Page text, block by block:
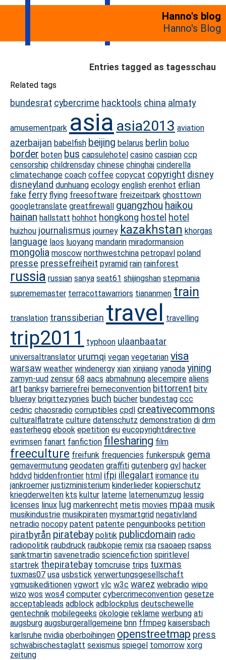
Hanno's blog
Hanno's Blog
Entries tagged as tagesschau
Related tags
bundesrat cybercrime hacktools china almaty
amusementpark asia asia2013 aviation
azerbaijan babelfish beijing belarus berlin boluo
border boten bus capsulehotel casino caspian ccp
censorship childrensday chinese chinghai cinderella
climatechange coach coffee copycat copyright disney
disneyland dunhuang ecology english erenhot erlian
fake ferry flying freesoftware freizeitpark ghosttown
googletranslate greatfirewall guangzhou haikou
hainan hallstatt hohhot hongkong hostel hotel
huizhou journalismus journey kazakhstan khorgas
language laos luoyang mandarin miradormansion
mongolia moscow northwestchina petropavl poland
presse pressefreiheit pyramid rain rainforest
russia russian sanya seat61 shijingshan stepmania
suprememaster terracottawarriors tiananmen train
translation transsiberian travel travelling
trip2011 typhoon ulaanbaatar
universaltranslator urumqi vegan vegetarian visa
warsaw weather windenergy xian xinjiang yanoda yining
zamyn-uud zensur 68 aacs abmahnung alecempire aliens
art banksy barrierefrei berneconvention bittorrent bitv
blueray brigittezypries buch bücher bundestag ccc
cedric chaosradio corruptibles cpdl creativecommons
culturalflatrate culture datenschutz demonstration di drm
easterhegg ebook epetition eu eucopyrightdirective
evrimsen fanart fanfiction filesharing film
freeculture freifunk frequencies funkerspuk gema
gemavermutung geodaten graffiti gutenberg gvl hacker
hddvd hiddenfrontier html ifpi illegalart iromance itu
jankroemer justizministerium kinderlieder kopierschutz
kriegderwelten kts kultur laterne laternenumzug lessig
licenses linux lug markenrecht metis movies mpaa musik
musikindustrie musikpiraten mysmartgrid negativland
netradio nocopy patent patente penguinbooks petition
piratbyrån piratebay politik publicdomain radio
radiopolitik raubdruck raubkopie remix rsa rsaoaep rsapss
sanktmartin savenetradio sciencefiction spiritlevel
startrek thepiratebay tomcruise trips tuxmas
tuxmas07 usa usbstick verwertungsgesellschaft
vgmusikeditionen vgwort vlc w3c warez webradio wipo
wizo wos wos4 computer cybercrimeconvention gesetze
acceptableads adblock adblockplus deutschewelle
gentechnik mobilegeeks ökologie reklame werbung ati
augsburg augsburgerallgemeine bnn ffmpeg kaisersbach
karlsruhe nvidia oberboihingen openstreetmap press
schwäbischestaglatt sexismus spiegel tomorrow xorg
zeitung